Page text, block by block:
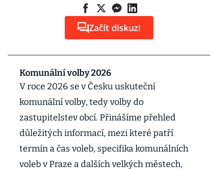
Začít diskuzi
Komunální volby 2026
V roce 2026 se v Česku uskuteční
komunální volby, tedy volby do
zastupitelstev obcí. Přinášíme přehled
důležitých informací, mezi které patří
termín a čas voleb, specifika komunálních
voleb v Praze a dalších velkých městech,